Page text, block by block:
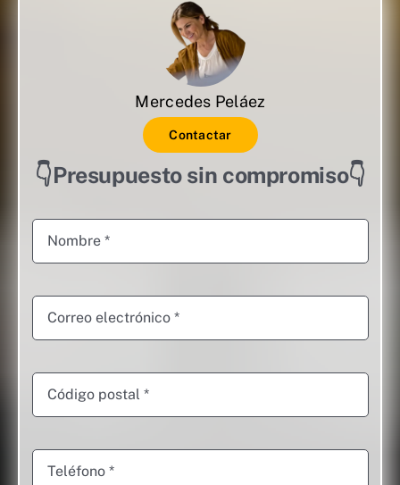
Mercedes Peláez
Contactar
👇Presupuesto sin compromiso👇